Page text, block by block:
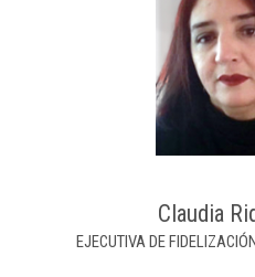
Claudia
EJECUTIVA DE